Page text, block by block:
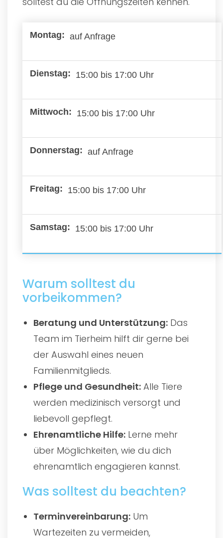
auf Anfrage
15:00 bis 17:00 Uhr
15:00 bis 17:00 Uhr
auf Anfrage
15:00 bis 17:00 Uhr
15:00 bis 17:00 Uhr
Warum solltest du
vorbeikommen?
Beratung und Unterstützung: Das
Team im Tierheim hilft dir gerne bei
der Auswahl eines neuen
Familienmitglieds.
Pflege und Gesundheit: Alle Tiere
werden medizinisch versorgt und
liebevoll gepflegt.
Ehrenamtliche Hilfe: Lerne mehr
über Möglichkeiten, wie du dich
ehrenamtlich engagieren kannst.
Was solltest du beachten?
Terminvereinbarung: Um
Wartezeiten zu vermeiden,